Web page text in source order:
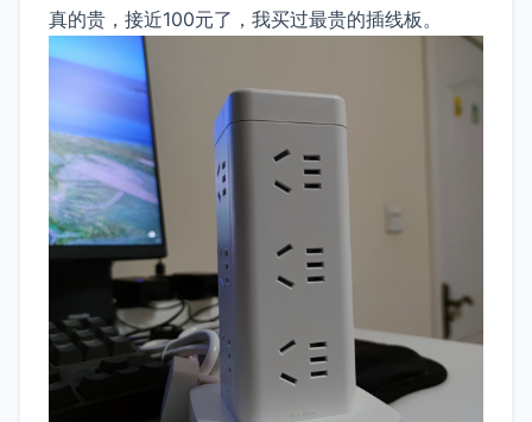
真的贵，接近100元了，我买过最贵的插线板。